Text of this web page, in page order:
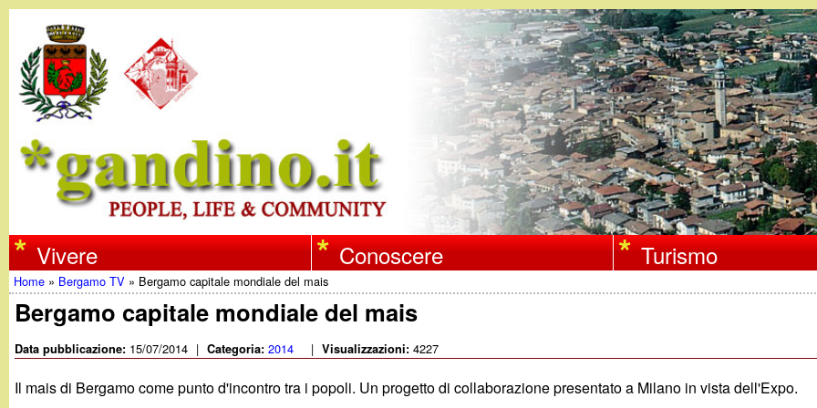
Salta
al
contenuto
principale
w
w
w
.
Vivere Conoscere Turismo
Tu
sei
qui
Home » Bergamo TV » Bergamo capitale mondiale del mais
Bergamo capitale mondiale del mais
Data pubblicazione: 15/07/2014 | Categoria:2014 | Visualizzazioni:4227
Il mais di Bergamo come punto d'incontro tra i popoli. Un progetto di collaborazione presentato a Milano in vista